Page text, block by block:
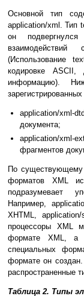
Основной тип
application/xml. Тип
он
(Использование
кодировке
информацию).
application/
документа;
application/
фрагментов
По существующему
форматов XML
подразумевает
Например,
XHTML,
процессоры XML
формате XML, а
специальных
формате он
распространенные
Таблица 2. Типы